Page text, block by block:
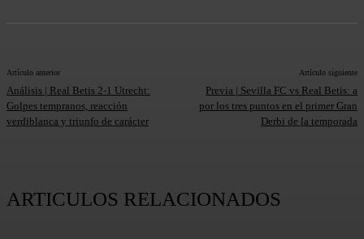
Artículo anterior
Análisis | Real Betis 2-1 Utrecht:
Golpes tempranos, reacción
verdiblanca y triunfo de carácter
Artículo siguiente
Previa | Sevilla FC vs Real Betis: a
por los tres puntos en el primer Gran
Derbi de la temporada
ARTICULOS RELACIONADOS